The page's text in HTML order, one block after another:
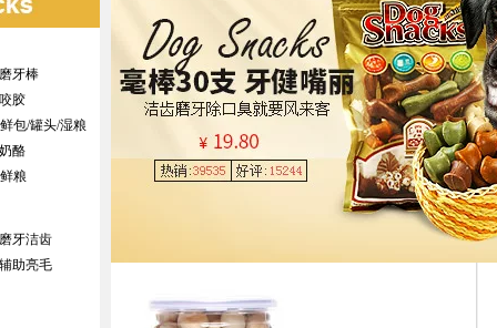
磨牙棒
咬胶
辅助亮毛
磨牙洁齿
鲜包/罐头/湿粮
鲜粮
奶酪